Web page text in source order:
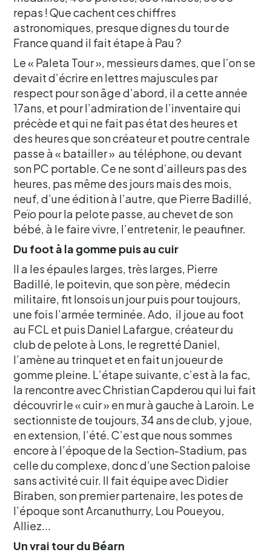
repas ! Que cachent ces chiffres
astronomiques, presque dignes du tour de
France quand il fait étape à Pau ?
Le « Paleta Tour », messieurs dames, que l’on se
devait d’écrire en lettres majuscules par
respect pour son âge d’abord, il a cette année
17ans, et pour l’admiration de l’inventaire qui
précède et qui ne fait pas état des heures et
des heures que son créateur et poutre centrale
passe à « batailler » au téléphone, ou devant
son PC portable. Ce ne sont d’ailleurs pas des
heures, pas même des jours mais des mois,
neuf, d’une édition à l’autre, que Pierre Badillé,
Peïo pour la pelote passe, au chevet de son
bébé, à le faire vivre, l’entretenir, le peaufiner.
Du foot à la gomme puis au cuir
Il a les épaules larges, très larges, Pierre
Badillé, le poitevin, que son père, médecin
militaire, fit lonsois un jour puis pour toujours,
une fois l’armée terminée. Ado, il joue au foot
au FCL et puis Daniel Lafargue, créateur du
club de pelote à Lons, le regretté Daniel,
l’amène au trinquet et en fait un joueur de
gomme pleine. L’étape suivante, c’est à la fac,
la rencontre avec Christian Capderou qui lui fait
découvrir le « cuir » en mur à gauche à Laroin. Le
sectionniste de toujours, 34 ans de club, y joue,
en extension, l’été. C’est que nous sommes
encore à l’époque de la Section-Stadium, pas
celle du complexe, donc d’une Section paloise
sans activité cuir. Il fait équipe avec Didier
Biraben, son premier partenaire, les potes de
l’époque sont Arcanuthurry, Lou Poueyou,
Alliez...
Un vrai tour du Béarn